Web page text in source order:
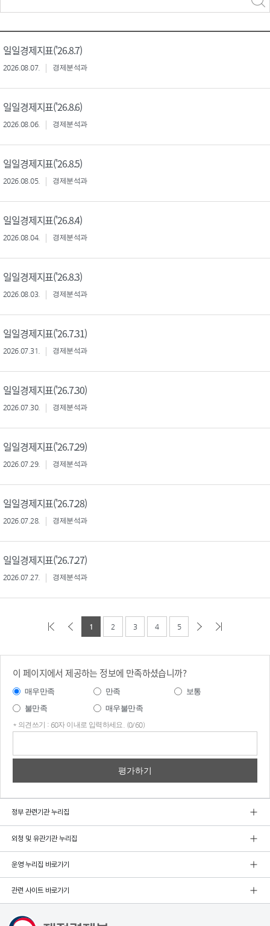
일일경제지표('26.8.7)
2026.08.07. 경제분석과
일일경제지표('26.8.6)
2026.08.06. 경제분석과
일일경제지표('26.8.5)
2026.08.05. 경제분석과
일일경제지표('26.8.4)
2026.08.04. 경제분석과
일일경제지표('26.8.3)
2026.08.03. 경제분석과
일일경제지표('26.7.31)
2026.07.31. 경제분석과
일일경제지표('26.7.30)
2026.07.30. 경제분석과
일일경제지표('26.7.29)
2026.07.29. 경제분석과
일일경제지표('26.7.28)
2026.07.28. 경제분석과
일일경제지표('26.7.27)
2026.07.27. 경제분석과
1 2 3 4 5
이 페이지에서 제공하는 정보에 만족하셨습니까?
매우만족 만족
보통
불만족
매우불만족
* 의견쓰기 : 60자 이내로 입력하세요. (0/60)
정부 관련기관 누리집
외청 및 유관기관 누리집
운영 누리집 바로가기
관련 사이트 바로가기